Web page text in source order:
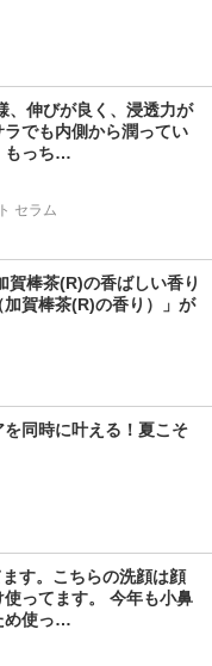
、伸びが良く、浸透力が
でも内側から潤ってい
もっち…
セラム
賀棒茶(R)の香ばしい香り
賀棒茶(R)の香り）」が
同時に叶える！夏こそ
す。こちらの洗顔は顔
ってます。 今年も小鼻
め使っ…